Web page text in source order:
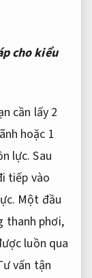
cho kiểu
cần lấy 2
hoặc 1
lực. Sau
tiếp vào
Một đầu
thanh phơi,
luồn qua
vấn tận